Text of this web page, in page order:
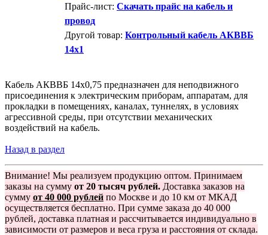
Прайс-лист: Скачать прайс на кабель и
провод
Другой товар: Контрольный кабель АКВВБ
14х1
Кабель АКВВБ 14х0,75 предназначен для неподвижного
присоединения к электрическим приборам, аппаратам, для
прокладки в помещениях, каналах, туннелях, в условиях
агрессивной среды, при отсутствии механических
воздействий на кабель.
Назад в раздел
Внимание! Мы реализуем продукцию оптом. Принимаем
заказы на сумму от 20 тысяч рублей. Доставка заказов на
сумму от 40 000 рублей по Москве и до 10 км от МКАД
осуществляется бесплатно. При сумме заказа до 40 000
рублей, доставка платная и рассчитывается индивидуально в
зависимости от размеров и веса груза и расстояния от склада.